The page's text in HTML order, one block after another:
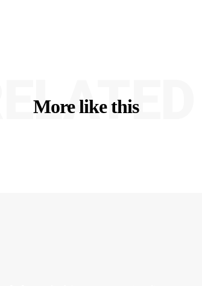
More like this
RELATED